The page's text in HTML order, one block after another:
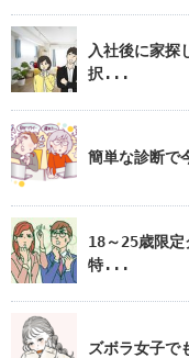
入社後に家探
択...
簡単な診断で
18～25歳限定
特...
ズボラ女子で